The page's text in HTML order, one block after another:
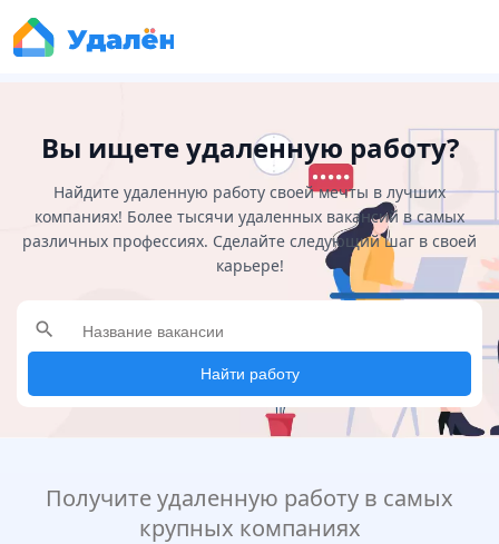
Вы ищете удаленную работу?
Найдите удаленную работу своей мечты в лучших
компаниях! Более тысячи удаленных вакансий в самых
различных профессиях. Сделайте следующий шаг в своей
карьере!
search
Найти работу
Получите удаленную работу в самых
крупных компаниях